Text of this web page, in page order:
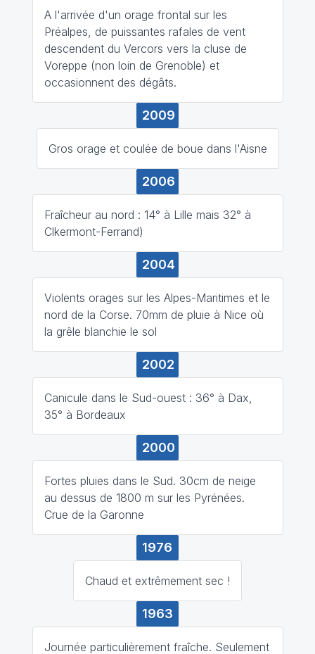
A l'arrivée d'un orage frontal sur les
Préalpes, de puissantes rafales de vent
descendent du Vercors vers la cluse de
Voreppe (non loin de Grenoble) et
occasionnent des dégâts.
2009
Gros orage et coulée de boue dans l'Aisne
2006
Fraîcheur au nord : 14° à Lille mais 32° à
Clkermont-Ferrand)
2004
Violents orages sur les Alpes-Maritimes et le
nord de la Corse. 70mm de pluie à Nice où
la grêle blanchie le sol
2002
Canicule dans le Sud-ouest : 36° à Dax,
35° à Bordeaux
2000
Fortes pluies dans le Sud. 30cm de neige
au dessus de 1800 m sur les Pyrénées.
Crue de la Garonne
1976
Chaud et extrêmement sec !
1963
Journée particulièrement fraîche. Seulement